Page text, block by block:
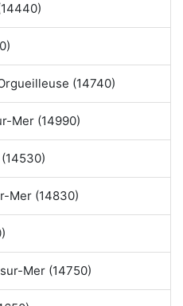
(14740)
Mer (14990)
Mer (14830)
Mer (14750)